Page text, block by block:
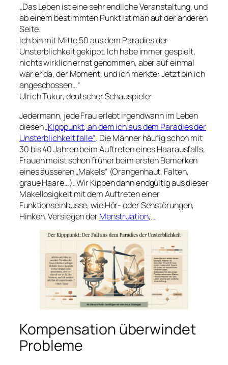
„Das Leben ist eine sehr endliche Veranstaltung, und
ab einem bestimmten Punkt ist man auf der anderen
Seite.
Ich bin mit Mitte 50 aus dem Paradies der
Unsterblichkeit gekippt. Ich habe immer gespielt,
nichts wirklich ernst genommen, aber auf einmal
war er da, der Moment, und ich merkte: Jetzt bin ich
angeschossen…“
Ulrich Tukur, deutscher Schauspieler
Jedermann, jede Frau erlebt irgendwann im Leben
diesen„Kipppunkt, an dem ich aus dem Paradies der
Unsterblichkeit falle“. Die Männer häufig schon mit
30 bis 40 Jahren beim Auftreten eines Haarausfalls,
Frauen meist schon früher beim ersten Bemerken
eines äusseren „Makels“ (Orangenhaut, Falten,
graue Haare…). Wir Kippen dann endgültig aus dieser
Makellosigkeit mit dem Auftreten einer
Funktionseinbusse, wie Hör- oder Sehstörungen,
Hinken, Versiegen derMenstruation,…
Kompensation überwindet
Probleme